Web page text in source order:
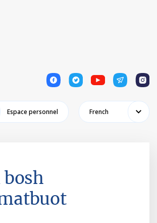
1 1 1 1 1
Espace personnel French